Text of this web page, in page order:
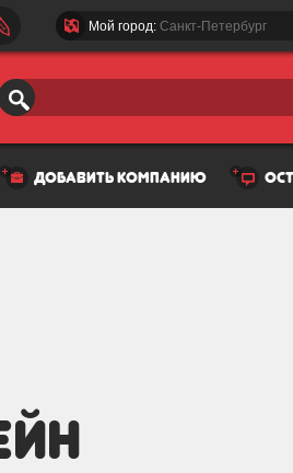
Мой город: Санкт-Петербург
добавить компанию